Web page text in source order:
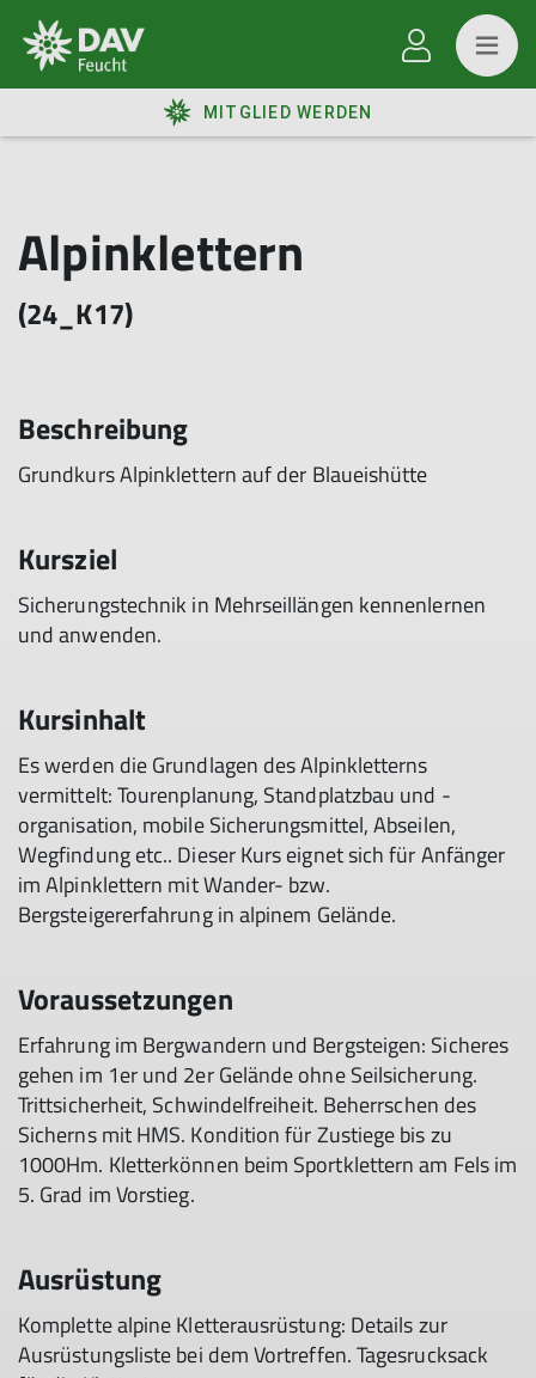
MITGLIED WERDEN
Alpinklettern
(24_K17)
Beschreibung
Grundkurs Alpinklettern auf der Blaueishütte
Kursziel
Sicherungstechnik in Mehrseillängen kennenlernen
und anwenden.
Kursinhalt
Es werden die Grundlagen des Alpinkletterns
vermittelt: Tourenplanung, Standplatzbau und -
organisation, mobile Sicherungsmittel, Abseilen,
Wegfindung etc.. Dieser Kurs eignet sich für Anfänger
im Alpinklettern mit Wander- bzw.
Bergsteigererfahrung in alpinem Gelände.
Voraussetzungen
Erfahrung im Bergwandern und Bergsteigen: Sicheres
gehen im 1er und 2er Gelände ohne Seilsicherung.
Trittsicherheit, Schwindelfreiheit. Beherrschen des
Sicherns mit HMS. Kondition für Zustiege bis zu
1000Hm. Kletterkönnen beim Sportklettern am Fels im
5. Grad im Vorstieg.
Ausrüstung
Komplette alpine Kletterausrüstung: Details zur
Ausrüstungsliste bei dem Vortreffen. Tagesrucksack